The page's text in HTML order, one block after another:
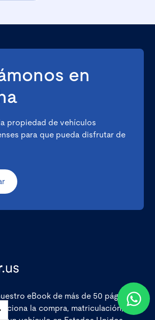
en
propiedad de vehículos
para que pueda disfrutar de
eBook de más de 50 páginas y
la compra, matriculación,